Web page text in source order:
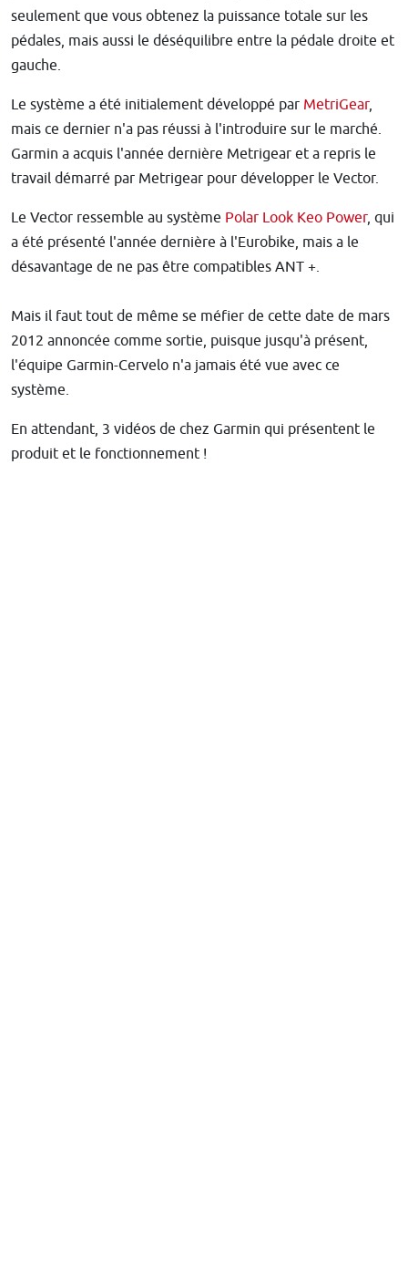
seulement que vous obtenez la puissance totale sur les
pédales, mais aussi le déséquilibre entre la pédale droite et
gauche.
Le système a été initialement développé par MetriGear,
mais ce dernier n'a pas réussi à l'introduire sur le marché.
Garmin a acquis l'année dernière Metrigear et a repris le
travail démarré par Metrigear pour développer le Vector.
Le Vector ressemble au système Polar Look Keo Power, qui
a été présenté l'année dernière à l'Eurobike, mais a le
désavantage de ne pas être compatibles ANT +.
Mais il faut tout de même se méfier de cette date de mars
2012 annoncée comme sortie, puisque jusqu'à présent,
l'équipe Garmin-Cervelo n'a jamais été vue avec ce
système.
En attendant, 3 vidéos de chez Garmin qui présentent le
produit et le fonctionnement !